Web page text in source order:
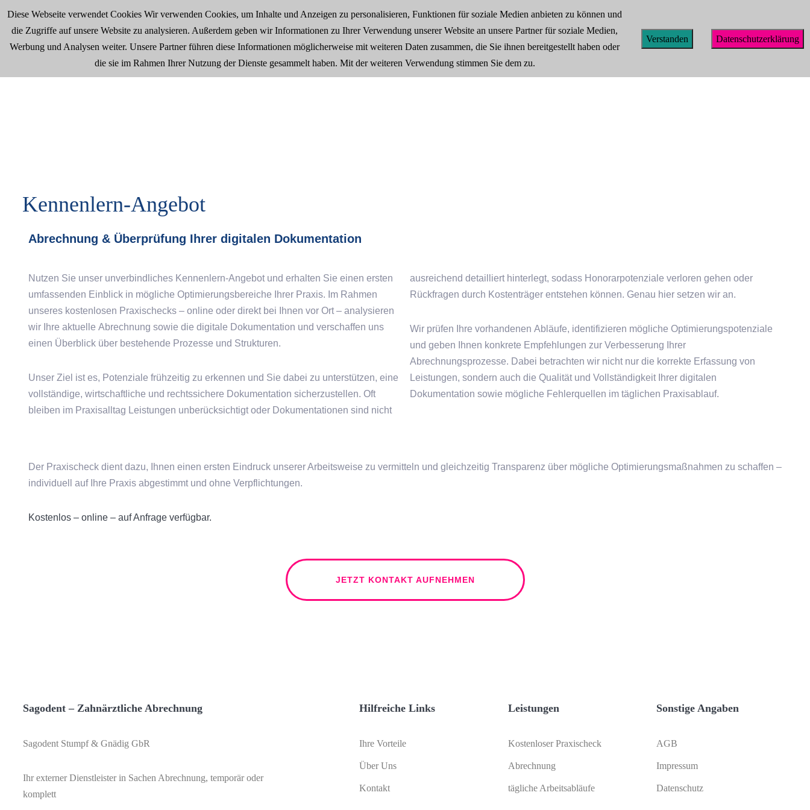
Friedrich-List-Str. 9, 78234 Engen-Welschingen +49 (0) 7733 36130 0 info@sagodent.de
Kennenlern-Angebot
Abrechnung & Überprüfung Ihrer digitalen Dokumentation
Nutzen Sie unser unverbindliches Kennenlern-Angebot und erhalten Sie einen ersten
umfassenden Einblick in mögliche Optimierungsbereiche Ihrer Praxis. Im Rahmen
unseres kostenlosen Praxischecks – online oder direkt bei Ihnen vor Ort – analysieren
wir Ihre aktuelle Abrechnung sowie die digitale Dokumentation und verschaffen uns
einen Überblick über bestehende Prozesse und Strukturen.
Unser Ziel ist es, Potenziale frühzeitig zu erkennen und Sie dabei zu unterstützen, eine
vollständige, wirtschaftliche und rechtssichere Dokumentation sicherzustellen. Oft
bleiben im Praxisalltag Leistungen unberücksichtigt oder Dokumentationen sind nicht
ausreichend detailliert hinterlegt, sodass Honorarpotenziale verloren gehen oder
Rückfragen durch Kostenträger entstehen können. Genau hier setzen wir an.
Wir prüfen Ihre vorhandenen Abläufe, identifizieren mögliche Optimierungspotenziale
und geben Ihnen konkrete Empfehlungen zur Verbesserung Ihrer
Abrechnungsprozesse. Dabei betrachten wir nicht nur die korrekte Erfassung von
Leistungen, sondern auch die Qualität und Vollständigkeit Ihrer digitalen
Dokumentation sowie mögliche Fehlerquellen im täglichen Praxisablauf.
Der Praxischeck dient dazu, Ihnen einen ersten Eindruck unserer Arbeitsweise zu vermitteln und gleichzeitig Transparenz über mögliche Optimierungsmaßnahmen zu schaffen –
individuell auf Ihre Praxis abgestimmt und ohne Verpflichtungen.
Kostenlos – online – auf Anfrage verfügbar.
JETZT KONTAKT AUFNEHMEN
Sagodent – Zahnärztliche Abrechnung
Sagodent Stumpf & Gnädig GbR
Ihr externer Dienstleister in Sachen Abrechnung, temporär oder
komplett
Hilfreiche Links
Ihre Vorteile
Über Uns
Kontakt
Leistungen
Kostenloser Praxischeck
Abrechnung
tägliche Arbeitsabläufe
Sonstige Angaben
AGB
Impressum
Datenschutz
Diese Webseite verwendet Cookies Wir verwenden Cookies, um Inhalte und Anzeigen zu personalisieren, Funktionen für soziale Medien anbieten zu können und
die Zugriffe auf unsere Website zu analysieren. Außerdem geben wir Informationen zu Ihrer Verwendung unserer Website an unsere Partner für soziale Medien,
Werbung und Analysen weiter. Unsere Partner führen diese Informationen möglicherweise mit weiteren Daten zusammen, die Sie ihnen bereitgestellt haben oder
die sie im Rahmen Ihrer Nutzung der Dienste gesammelt haben. Mit der weiteren Verwendung stimmen Sie dem zu.
Verstanden Datenschutzerklärung